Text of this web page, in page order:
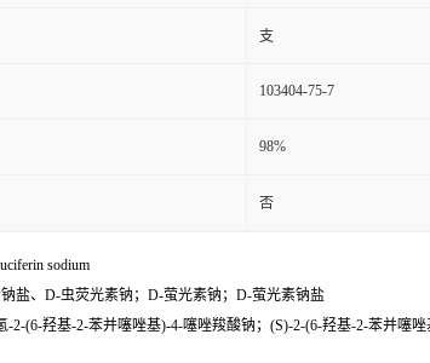
支
103404-75-7
98%
否
sodium
盐、D-虫荧光素钠；D-萤光素钠；D-萤光素钠盐
-2-(6-羟基-2-苯并噻唑基)-4-噻唑羧酸钠；(S)-2-(6-羟基-2-苯并噻